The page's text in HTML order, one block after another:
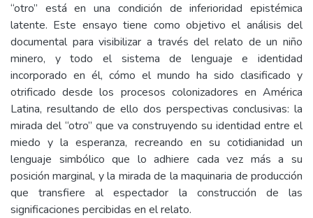
“otro” está en una condición de inferioridad epistémica
latente. Este ensayo tiene como objetivo el análisis del
documental para visibilizar a través del relato de un niño
minero, y todo el sistema de lenguaje e identidad
incorporado en él, cómo el mundo ha sido clasificado y
otrificado desde los procesos colonizadores en América
Latina, resultando de ello dos perspectivas conclusivas: la
mirada del “otro” que va construyendo su identidad entre el
miedo y la esperanza, recreando en su cotidianidad un
lenguaje simbólico que lo adhiere cada vez más a su
posición marginal, y la mirada de la maquinaria de producción
que transfiere al espectador la construcción de las
significaciones percibidas en el relato.